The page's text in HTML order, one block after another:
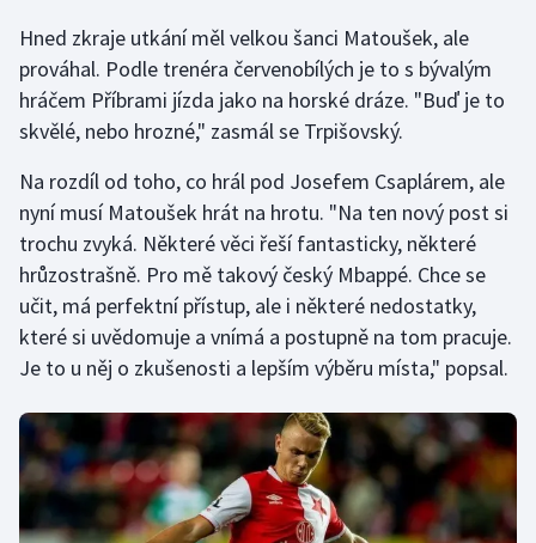
Hned zkraje utkání měl velkou šanci Matoušek, ale
prováhal. Podle trenéra červenobílých je to s bývalým
hráčem Příbrami jízda jako na horské dráze. "Buď je to
skvělé, nebo hrozné," zasmál se Trpišovský.
Na rozdíl od toho, co hrál pod Josefem Csaplárem, ale
nyní musí Matoušek hrát na hrotu. "Na ten nový post si
trochu zvyká. Některé věci řeší fantasticky, některé
hrůzostrašně. Pro mě takový český Mbappé. Chce se
učit, má perfektní přístup, ale i některé nedostatky,
které si uvědomuje a vnímá a postupně na tom pracuje.
Je to u něj o zkušenosti a lepším výběru místa," popsal.